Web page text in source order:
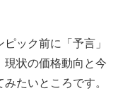
ック前に「予言」
現状の価格動向と今
たいところです。